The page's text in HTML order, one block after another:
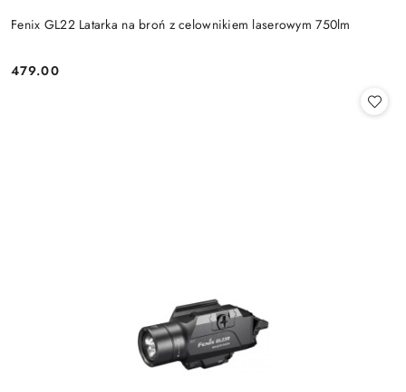
Fenix GL22 Latarka na broń z celownikiem laserowym 750lm
Cena:
479.00